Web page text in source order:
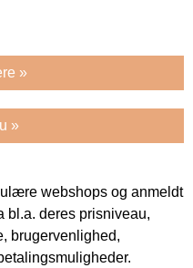
»
»
webshops og anmeldt
bl.a. deres prisniveau,
brugervenlighed,